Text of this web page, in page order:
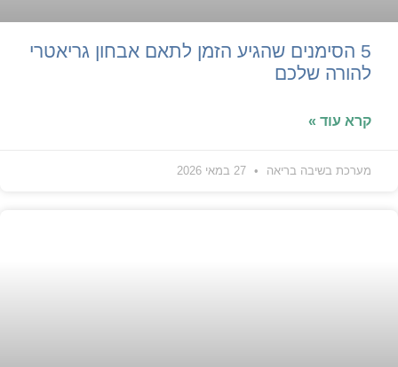
5 הסימנים שהגיע הזמן לתאם אבחון גריאטרי
להורה שלכם
קרא עוד »
מערכת בשיבה בריאה